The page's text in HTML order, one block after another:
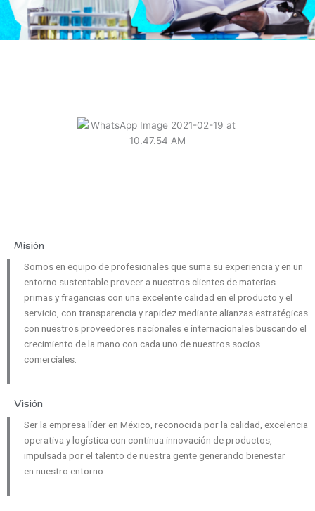
Misión
Somos en equipo de profesionales que suma su experiencia y en un
entorno sustentable proveer a nuestros clientes de materias
primas y fragancias con una excelente calidad en el producto y el
servicio, con transparencia y rapidez mediante alianzas estratégicas
con nuestros proveedores nacionales e internacionales buscando el
crecimiento de la mano con cada uno de nuestros socios
comerciales.
Visión
Ser la empresa líder en México, reconocida por la calidad, excelencia
operativa y logística con continua innovación de productos,
impulsada por el talento de nuestra gente generando bienestar
en nuestro entorno.